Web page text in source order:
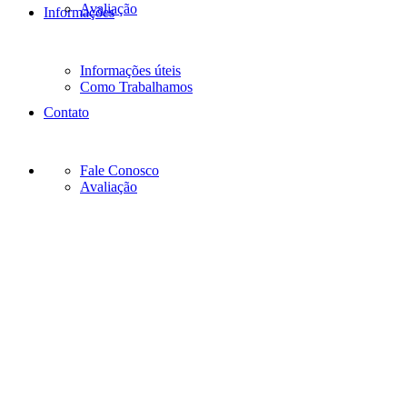
Informações
Informações úteis
Como Trabalhamos
Contato
Fale Conosco
Avaliação
Avaliação